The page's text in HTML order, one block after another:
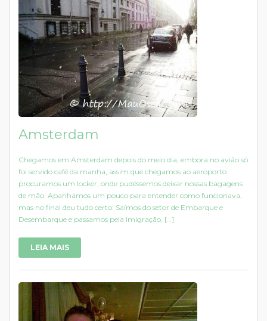
Amsterdam
Chegamos em Amsterdam depois do meio dia, embora no avião só
foi servido café da manha, assim que chegamos ao aeroporto
procuramos um locker, onde pudéssemos deixar nossas bagagens
de mão. Apanhamos um pouco para entender como funcionava,
mas no final deu tudo certo. Saímos do setor de Embarque e
Desembarque e passamos pela Imigração, […]
LEIA MAIS